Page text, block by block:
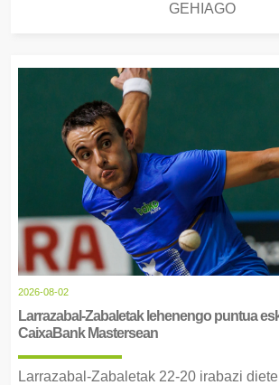
GEHIAGO
2026-08-02
Larrazabal-Zabaletak lehenengo puntua
CaixaBank Mastersean
Larrazabal-Zabaletak 22-20 irabazi